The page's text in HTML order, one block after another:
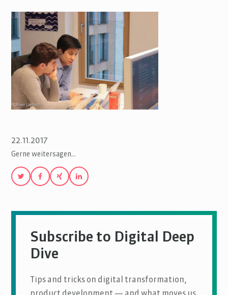
22.11.2017
Gerne weitersagen…
Subscribe to Digital Deep
Dive
Tips and tricks on digital transformation,